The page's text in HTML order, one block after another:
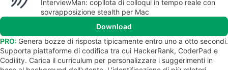
InterviewMan: copilota di colloqui in tempo reale con
sovrapposizione stealth per Mac
Download
PRO: Genera bozze di risposta tipicamente entro uno a otto secondi.
Supporta piattaforme di codifica tra cui HackerRank, CoderPad e
Codility. Carica il curriculum per personalizzare i suggerimenti in